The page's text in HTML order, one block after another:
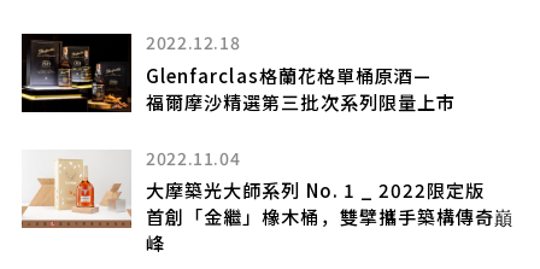
2022.12.18
Glenfarclas格蘭花格單桶原酒—
福爾摩沙精選第三批次系列限量上市
2022.11.04
大摩築光大師系列 No. 1 _ 2022限定版
首創「金繼」橡木桶，雙擘攜手築構傳奇巔
峰